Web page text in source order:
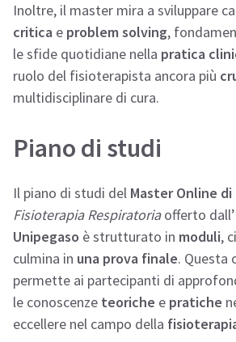
Inoltre, il master mira a sviluppare
critica e problem solving,
le sfide quotidiane nella pratica
ruolo del fisioterapista ancora più
multidisciplinare di cura.
Piano di studi
Il piano di studi del Master Online
Fisioterapia Respiratoriaofferto dall’
Unipegaso è strutturato in moduli,
culmina in una prova finale. Questa
permette ai partecipanti di
le conoscenze teoriche e pratiche
eccellere nel campo della